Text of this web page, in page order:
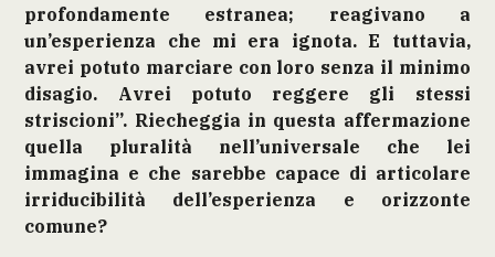
profondamente estranea; reagivano a
un’esperienza che mi era ignota. E tuttavia,
avrei potuto marciare con loro senza il minimo
disagio. Avrei potuto reggere gli stessi
striscioni”. Riecheggia in questa affermazione
quella pluralità nell’universale che lei
immagina e che sarebbe capace di articolare
irriducibilità dell’esperienza e orizzonte
comune?